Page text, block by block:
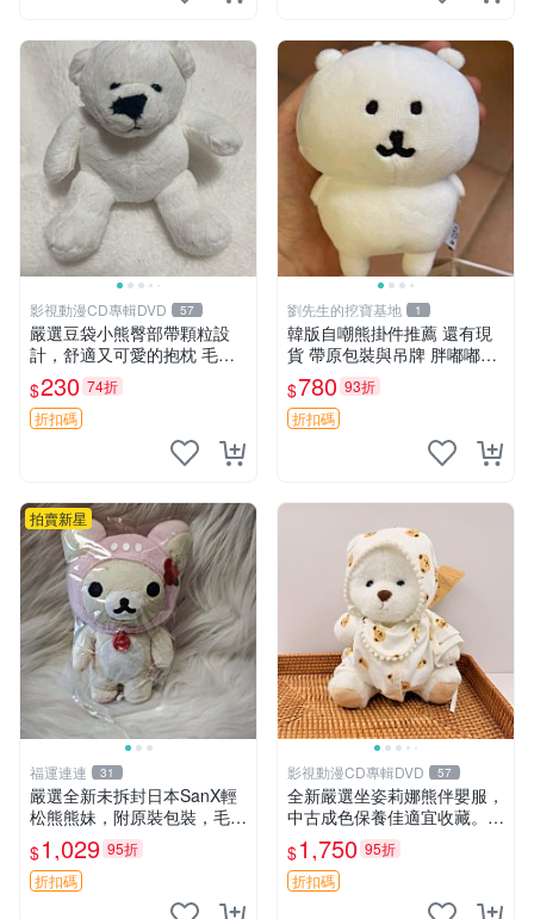
影視動漫CD專輯DVD 57
嚴選豆袋小熊臀部帶顆粒設
計，舒適又可愛的抱枕 毛絨
抱枕、臀部按摩、坐墊
$230 74折
折扣碼
劉先生的挖寶基地 1
韓版自嘲熊掛件推薦 還有現
貨 帶原包裝與吊牌 胖嘟嘟超
可愛 毛絨手感佳 小熊掛件 自
嘲抱枕 小熊抱枕
$780 93折
折扣碼
拍賣新星
福運連連 31
嚴選全新未拆封日本SanX輕
松熊熊妹，附原裝包裝，毛絨
質地極佳，細膩可愛，推薦收
藏兼送禮，適合女性好友或家
人，限量釋出。鬆熊、熊玩
$1,029 95折
折扣碼
影視動漫CD專輯DVD 57
全新嚴選坐姿莉娜熊伴嬰服，
中古成色保養佳適宜收藏。無
盒子但品質完好，快速出貨。
建議入手！ 中古 玩偶 滬漫
$1,750 95折
折扣碼